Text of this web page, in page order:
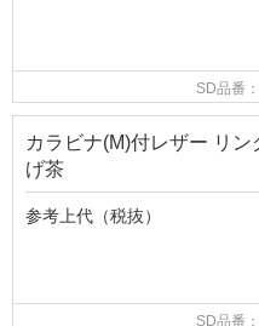
SD品番
カラビナ(M)付レザー リ
げ茶
参考上代（税抜）
SD品番